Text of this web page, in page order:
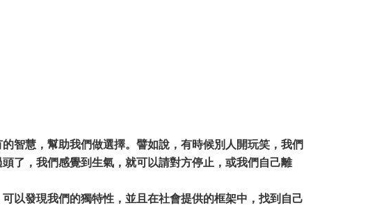
智慧，幫助我們做選擇。譬如說，有時候別人開玩笑，我們
了，我們感覺到生氣，就可以請對方停止，或我們自己離
以發現我們的獨特性，並且在社會提供的框架中，找到自己